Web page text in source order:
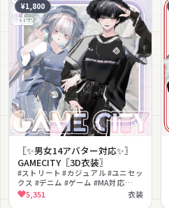
¥1,800
〖✨男女14アバター対応✨〗
GAMECITY〖3D衣装〗
#ストリート #カジュアル #ユニセッ
クス #デニム #ゲーム #MA対応
#lilToon対応 #バケットハット #ペ
アルック #男性向け
5,351 衣装